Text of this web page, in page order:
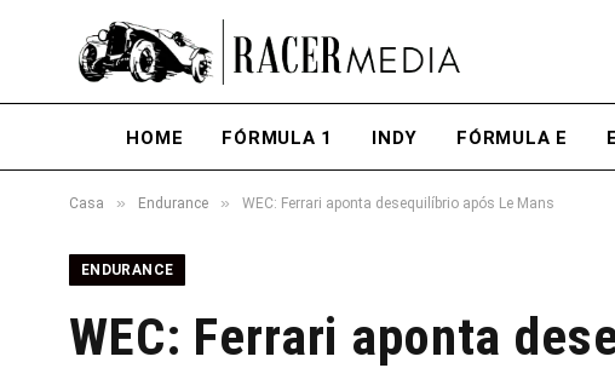
HOME FÓRMULA 1 INDY FÓRMULA E
Casa » Endurance » WEC: Ferrari aponta desequilíbrio após Le Mans
ENDURANCE
WEC: Ferrari aponta